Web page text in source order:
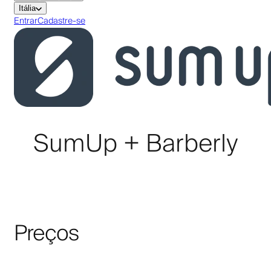
Itália
EntrarCadastre-se
SumUp + Barberly
Preços